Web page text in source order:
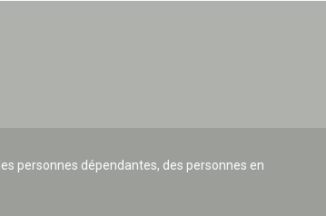
personnes dépendantes, des personnes en